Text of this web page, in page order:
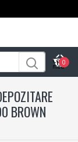
0
BROWN